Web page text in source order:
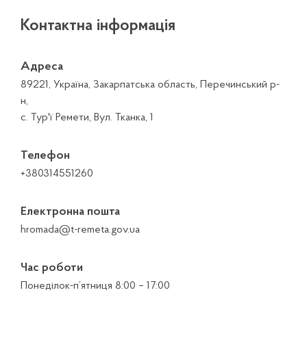
Контактна інформація
Адреса
89221, Україна, Закарпатська область, Перечинський р-
н,
с. Тур'ї Ремети, Вул. Тканка, 1
Телефон
+380314551260
Електронна пошта
hromada@t-remeta.gov.ua
Час роботи
Понеділок-п’ятниця 8:00 – 17:00